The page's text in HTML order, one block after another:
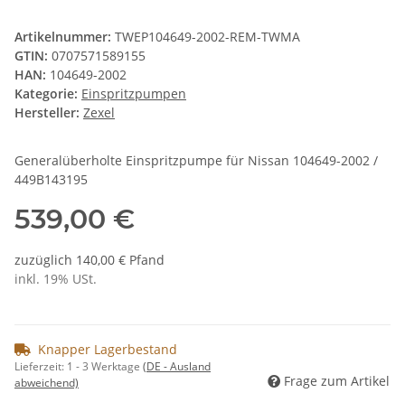
Artikelnummer: TWEP104649-2002-REM-TWMA
GTIN: 0707571589155
HAN: 104649-2002
Kategorie: Einspritzpumpen
Hersteller: Zexel
Generalüberholte Einspritzpumpe für Nissan 104649-2002 /
449B143195
539,00 €
zuzüglich 140,00 € Pfand
inkl. 19% USt.
Knapper Lagerbestand
Lieferzeit: 1 - 3 Werktage (DE - Ausland
abweichend)
Frage zum Artikel